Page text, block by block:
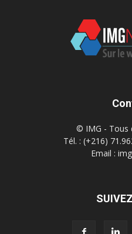
© IMG - Tous
Tél. : (+216)
Email :